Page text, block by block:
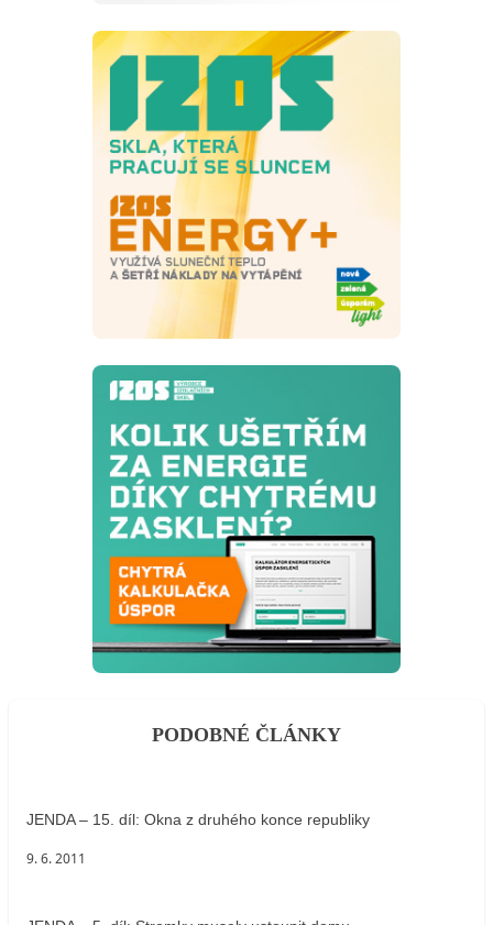
PODOBNÉ ČLÁNKY
JENDA – 15. díl: Okna z druhého konce republiky
9. 6. 2011